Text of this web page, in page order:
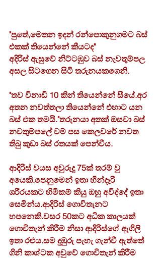
"පුතේ,මෙතන ඉදන් රන්පොකුනුගමට බස්
එකක් තියෙන්නේ කීයටද"
අදිරිස් ඇසුවේ නිට්ටඹුව බස් නැවතුම්පල
අසල සිටගෙන සිටි තරුනයකගෙනි.
"තව විනාඩි 10 කින් තියෙන්නේ සීයේ.අර
අතන නවත්තලා තියෙන්නේ එහාට යන
බස් එක තමයි."තරුනයා අතක් ඔසවා බස්
නවතුම්පලේ වම් පස කෙලවරේ නවත
තිබු කුඩා බස් රතයක් පෙන්වීය.
ආදිරිස් වයස අවුරුදු 75ක් තරම් වු
අයෙකි.පෙනුමෙන් ඉතා හීන්දෑරි
ශරීරයකට හිමිකම් කියු ඔහු අවිද්දේ ඉතා
සෙමින්ය.ආදිරිස් ගොවිතැනට
හපනෙකි.වසර 50කට අධික කාලයක්
ගොවිතැන් කිරීම නිසා ආදිරිස්ගේ ඇගිලි
ඉතා රළුය.සම දුඹුරු පැහැ ගැන්වී ඇත්තේ
ගිනි කාශ්ටක අවුවේ ගොවිතැන් කිරීම